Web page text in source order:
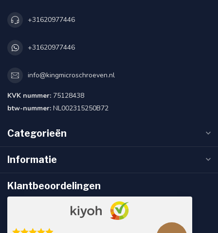
+31620977446
+31620977446
info@kingmicroschroeven.nl
KVK nummer: 75128438
btw-nummer: NL002315250B72
Categorieën
Informatie
Klantbeoordelingen